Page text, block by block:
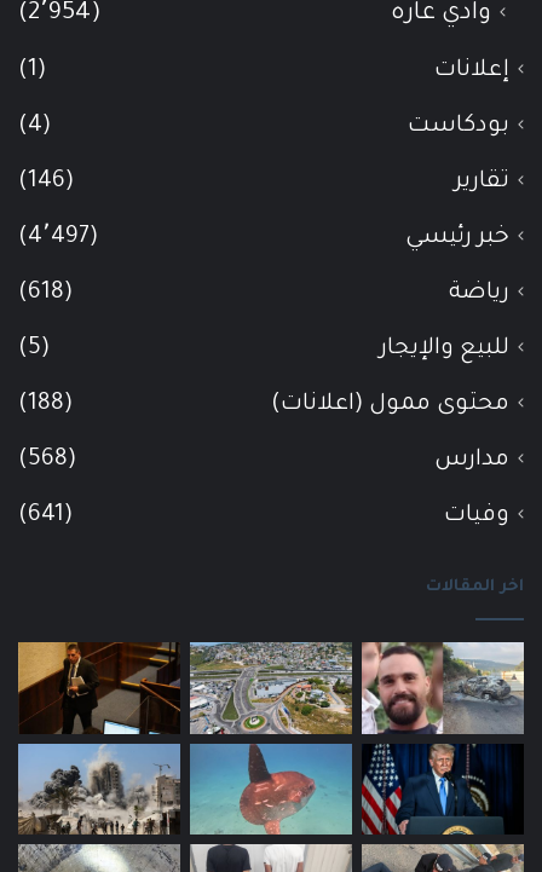
وادي عاره (2٬954)
إعلانات (1)
بودكاست (4)
تقارير (146)
خبر رئيسي (4٬497)
رياضة (618)
للبيع والإيجار (5)
محتوى ممول (اعلانات) (188)
مدارس (568)
وفيات (641)
اخر المقالات